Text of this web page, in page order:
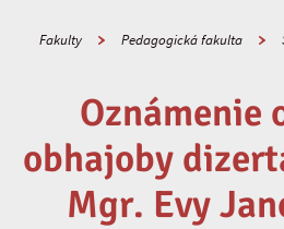
Fakulty Pedagogická fakulta
Oznámenie
obhajoby
Mgr. Evy